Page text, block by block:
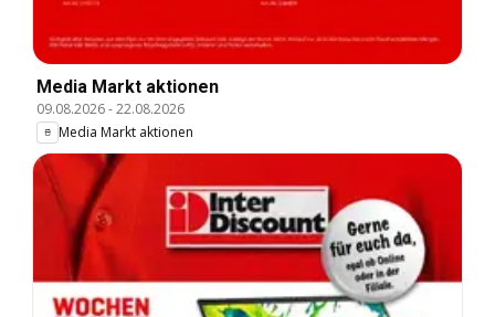
Media Markt aktionen
09.08.2026-22.08.2026
Media Markt aktionen